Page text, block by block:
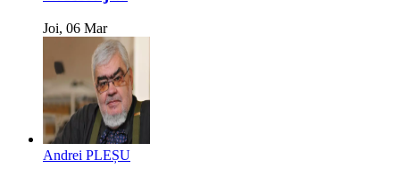
Joi, 06 Mar
Andrei PLEȘU